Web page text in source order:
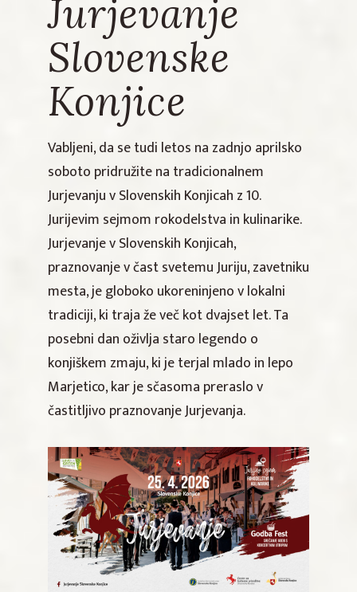
Jurjevanje
Slovenske
Konjice
Vabljeni, da se tudi letos na zadnjo aprilsko
soboto pridružite na tradicionalnem
Jurjevanju v Slovenskih Konjicah z 10.
Jurijevim sejmom rokodelstva in kulinarike.
Jurjevanje v Slovenskih Konjicah,
praznovanje v čast svetemu Juriju, zavetniku
mesta, je globoko ukoreninjeno v lokalni
tradiciji, ki traja že več kot dvajset let. Ta
posebni dan oživlja staro legendo o
konjiškem zmaju, ki je terjal mlado in lepo
Marjetico, kar je sčasoma preraslo v
častitljivo praznovanje Jurjevanja.